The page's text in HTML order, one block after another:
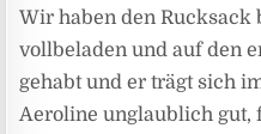
Wir haben den Rucksack
vollbeladen und auf den
gehabt und er trägt sich
Aeroline unglaublich gut,